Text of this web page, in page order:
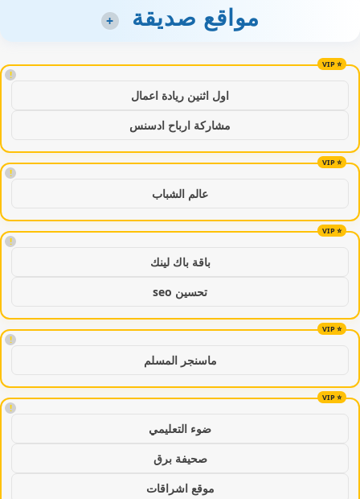
مواقع صديقة +
!
اول اثنين ريادة اعمال
مشاركة ارباح ادسنس
!
عالم الشباب
!
باقة باك لينك
تحسين seo
!
ماسنجر المسلم
!
ضوء التعليمي
صحيفة برق
موقع اشراقات